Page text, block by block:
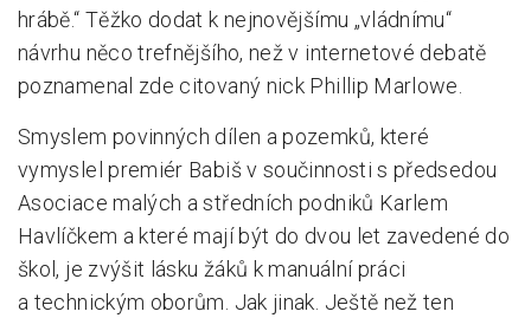
O nás
O nás
Partneři a dárci
Kontakty
hrábě.“ Těžko dodat k nejnovějšímu „vládnímu“
návrhu něco trefnějšího, než v internetové debatě
poznamenal zde citovaný nick Phillip Marlowe.
Smyslem povinných dílen a pozemků, které
vymyslel premiér Babiš v součinnosti s předsedou
Asociace malých a středních podniků Karlem
Havlíčkem a které mají být do dvou let zavedené do
škol, je zvýšit lásku žáků k manuální práci
a technickým oborům. Jak jinak. Ještě než ten